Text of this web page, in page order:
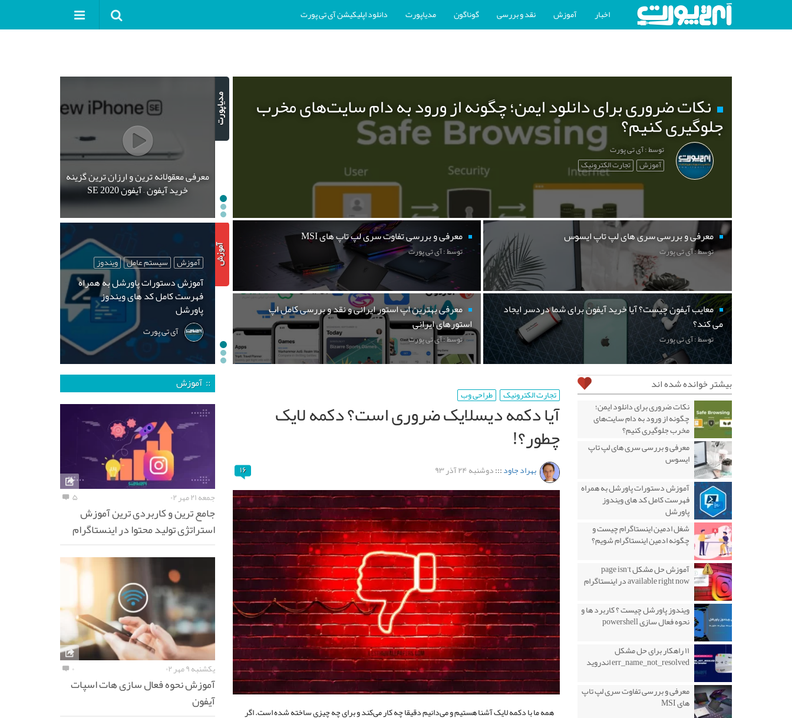
اخبار آموزش نقد و بررسی گوناگون مدیاپورت دانلود اپلیکیشن آی تی پورت
نکات ضروری برای دانلود ایمن؛ چگونه از ورود به دام سایت‌های مخرب
جلوگیری کنیم؟
توسط : آی تی پورت
آموزش تجارت الکترونیک
معرفی و بررسی سری های لپ تاپ ایسوس
توسط : آی تی پورت
معرفی و بررسی تفاوت سری لپ تاپ های MSI
توسط : آی تی پورت
معایب آیفون چیست؟ آیا خرید آیفون برای شما دردسر ایجاد
می کند؟
توسط : آی تی پورت
معرفی بهترین اپ استور ایرانی و نقد و بررسی کامل اپ
استورهای ایرانی
توسط : آی تی پورت
معرفی معقولانه ترین و ارزان ترین گزینه
خرید آیفون – آیفون SE 2020
آموزش سیستم عامل ویندوز
آموزش دستورات پاورشل به همراه
فهرست کامل کد های ویندوز
پاورشل
آی تی پورت
تجارت الکترونیک طراحی وب
آیا دکمه دیسلایک ضروری است؟ دکمه لایک
چطور؟!
بهراد جاود:::دوشنبه ۲۴ آذر ۹۳ ۱۶
همه ما با دکمه لایک آشنا هستیم و می‌دانیم دقیقا چه کار می‌کند و برای چه چیزی ساخته شده است. اگر
بیشتر خوانده شده اند
نکات ضروری برای دانلود ایمن؛
چگونه از ورود به دام سایت‌های
مخرب جلوگیری کنیم؟
معرفی و بررسی سری های لپ تاپ
ایسوس
آموزش دستورات پاورشل به همراه
فهرست کامل کد های ویندوز
پاورشل
شغل ادمین اینستاگرام چیست و
چگونه ادمین اینستاگرام شویم؟
آموزش حل مشکل page isn’t
available right now در اینستاگرام
ویندوز پاورشل چیست ؟ کاربرد ها و
نحوه فعال سازی powershell
۱۱ راهکار برای حل مشکل
err_name_not_resolved اندروید
معرفی و بررسی تفاوت سری لپ تاپ
های MSI
:: آموزش
جمعه ۲۱ مهر ۰۲ ۵
جامع ترین و کاربردی ترین آموزش
استراتژی تولید محتوا در اینستاگرام
یکشنبه ۹ مهر ۰۲ ۰
آموزش نحوه فعال سازی هات اسپات
آیفون